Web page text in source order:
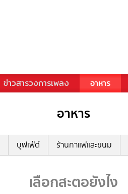
ข่าวสารวงการเพลง อาหาร
อาหาร
บุฟเฟ่ต์ ร้านกาแฟและขนม
เลือกสะตอยังไง